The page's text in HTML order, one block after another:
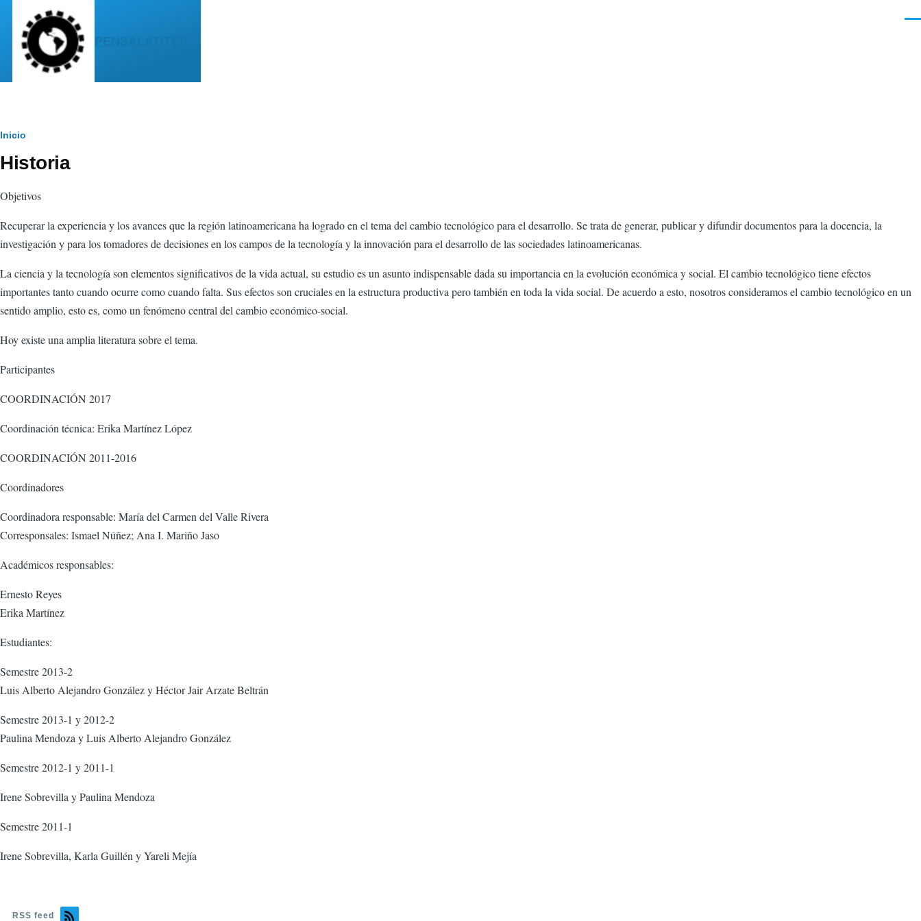
Pasar al contenido principal
Sobrescribir
enlaces
de
a
navegación
Inicio
Historia
Objetivos
Recuperar la experiencia y los avances que la región latinoamericana ha logrado en el tema del cambio tecnológico para el desarrollo. Se trata de generar, publicar y difundir documentos para la docencia, la
investigación y para los tomadores de decisiones en los campos de la tecnología y la innovación para el desarrollo de las sociedades latinoamericanas.
La ciencia y la tecnología son elementos significativos de la vida actual, su estudio es un asunto indispensable dada su importancia en la evolución económica y social. El cambio tecnológico tiene efectos
importantes tanto cuando ocurre como cuando falta. Sus efectos son cruciales en la estructura productiva pero también en toda la vida social. De acuerdo a esto, nosotros consideramos el cambio tecnológico en un
sentido amplio, esto es, como un fenómeno central del cambio económico-social.
Hoy existe una amplia literatura sobre el tema.
Participantes
COORDINACIÓN 2017
Coordinación técnica: Erika Martínez López
COORDINACIÓN 2011-2016
Coordinadores
Coordinadora responsable: María del Carmen del Valle Rivera
Corresponsales: Ismael Núñez; Ana I. Mariño Jaso
Académicos responsables:
Ernesto Reyes
Erika Martínez
Estudiantes:
Semestre 2013-2
Luis Alberto Alejandro González y Héctor Jair Arzate Beltrán
Semestre 2013-1 y 2012-2
Paulina Mendoza y Luis Alberto Alejandro González
Semestre 2012-1 y 2011-1
Irene Sobrevilla y Paulina Mendoza
Semestre 2011-1
Irene Sobrevilla, Karla Guillén y Yareli Mejía
RSS feed